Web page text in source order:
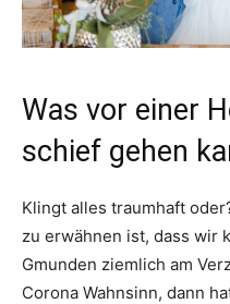
Was vor einer
schief gehen
Klingt alles traumhaft
zu erwähnen ist, dass wir
Gmunden ziemlich am
Corona Wahnsinn, dann